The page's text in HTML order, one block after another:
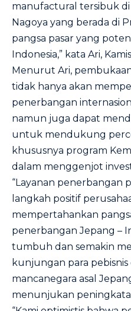
manufactural tersibuk
Nagoya yang berada di
pangsa pasar yang
Indonesia,” kata Ari,
Menurut Ari,
tidak hanya akan
penerbangan
namun juga dapat
untuk mendukung
khususnya program
dalam menggenjot
“Layanan penerbangan
langkah positif
mempertahankan
penerbangan Jepang –
tumbuh dan semakin
kunjungan para pebisnis
mancanegara asal
menunjukan